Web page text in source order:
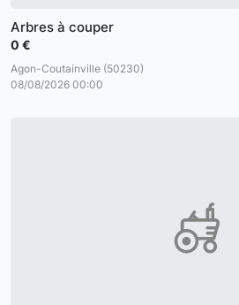
Arbres à couper
0 €
Agon-Coutainville (50230)
08/08/2026 00:00